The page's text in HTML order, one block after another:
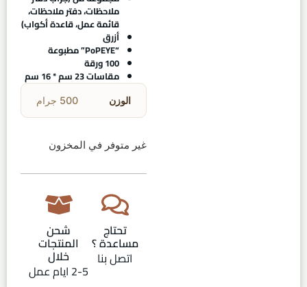
ملاحظات، دفتر ملاحظات،
قائمة عمل، قاعدة أكواب)
أزرق
“PoPEYE” مطبوعة
100 ورقة
مقاسات 23 سم * 16 سم
الوزن 500 جرام
غير متوفر في المخزون
تحتاج
مساعدة ؟
اتصل بنا
شحن
المنتجات
خلال
2-5 ايام عمل